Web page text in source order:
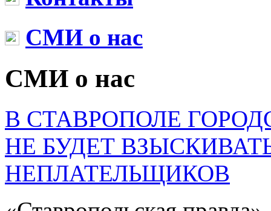
СМИ о нас
СМИ о нас
В СТАВРОПОЛЕ
НЕ БУДЕТ
НЕПЛАТЕЛЬЩИКОВ